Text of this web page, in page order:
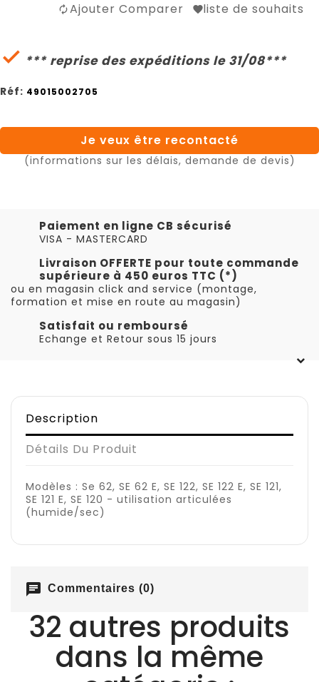
Ajouter Comparer liste de souhaits
 *** reprise des expéditions le 31/08***
Réf: 49015002705
Je veux être recontacté
(informations sur les délais, demande de devis)
Paiement en ligne CB sécurisé
VISA - MASTERCARD
Livraison OFFERTE pour toute commande
supérieure à 450 euros TTC (*)
ou en magasin click and service (montage,
formation et mise en route au magasin)
Satisfait ou remboursé
Echange et Retour sous 15 jours
Description
Détails Du Produit
Modèles : Se 62, SE 62 E, SE 122, SE 122 E, SE 121,
SE 121 E, SE 120 - utilisation articulées
(humide/sec)
chat Commentaires (0)
32 autres produits
dans la même